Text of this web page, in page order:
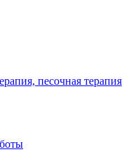
песочная терапия